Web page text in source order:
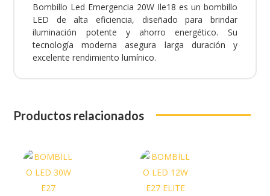
Bombillo Led Emergencia 20W Ile18 es un bombillo
LED de alta eficiencia, diseñado para brindar
iluminación potente y ahorro energético. Su
tecnología moderna asegura larga duración y
excelente rendimiento lumínico.
Productos relacionados